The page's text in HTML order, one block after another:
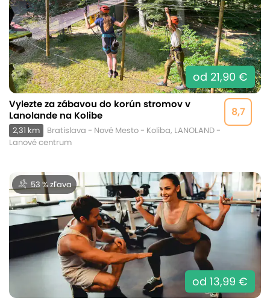
od 21,90 €
8,7
Vylezte za zábavou do korún stromov v
Lanolande na Kolibe
2,31 km
Bratislava - Nové Mesto - Koliba, LANOLAND -
Lanové centrum
53 % zľava
od 13,99 €